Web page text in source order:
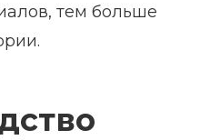
тем больше